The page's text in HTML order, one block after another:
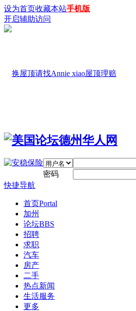
设为首页收藏本站手机版
开启辅助访问
密码
快捷导航
首页Portal
加州
论坛BBS
招聘
求职
汽车
房产
二手
热点新闻
生活服务
更多